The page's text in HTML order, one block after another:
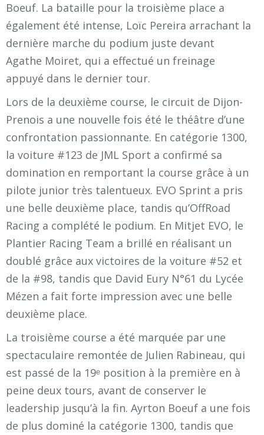
Boeuf. La bataille pour la troisième place a
également été intense, Loïc Pereira arrachant la
dernière marche du podium juste devant
Agathe Moiret, qui a effectué un freinage
appuyé dans le dernier tour.
Lors de la deuxième course, le circuit de Dijon-
Prenois a une nouvelle fois été le théâtre d’une
confrontation passionnante. En catégorie 1300,
la voiture #123 de JML Sport a confirmé sa
domination en remportant la course grâce à un
pilote junior très talentueux. EVO Sprint a pris
une belle deuxième place, tandis qu’OffRoad
Racing a complété le podium. En Mitjet EVO, le
Plantier Racing Team a brillé en réalisant un
doublé grâce aux victoires de la voiture #52 et
de la #98, tandis que David Eury N°61 du Lycée
Mézen a fait forte impression avec une belle
deuxième place.
La troisième course a été marquée par une
spectaculaire remontée de Julien Rabineau, qui
est passé de la 19ᵉ position à la première en à
peine deux tours, avant de conserver le
leadership jusqu’à la fin. Ayrton Boeuf a une fois
de plus dominé la catégorie 1300, tandis que